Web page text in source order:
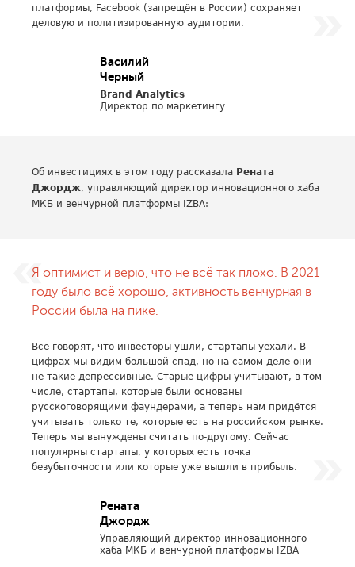
платформы, Facebook (запрещён в России) сохраняет
деловую и политизированную аудитории.
Василий
Черный
Brand Analytics
Директор по маркетингу
Об инвестициях в этом году рассказала Рената
Джордж, управляющий директор инновационного хаба
МКБ и венчурной платформы IZBA:
Я оптимист и верю, что не всё так плохо. В 2021
году было всё хорошо, активность венчурная в
России была на пике.
Все говорят, что инвесторы ушли, стартапы уехали. В
цифрах мы видим большой спад, но на самом деле они
не такие депрессивные. Старые цифры учитывают, в том
числе, стартапы, которые были основаны
русскоговорящими фаундерами, а теперь нам придётся
учитывать только те, которые есть на российском рынке.
Теперь мы вынуждены считать по-другому. Сейчас
популярны стартапы, у которых есть точка
безубыточности или которые уже вышли в прибыль.
Рената
Джордж
Управляющий директор инновационного
хаба МКБ и венчурной платформы IZBA